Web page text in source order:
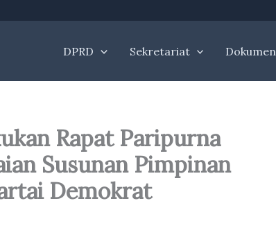
DPRD Sekretariat Dokumen
Rapat Paripurna
Susunan Pimpinan
Demokrat